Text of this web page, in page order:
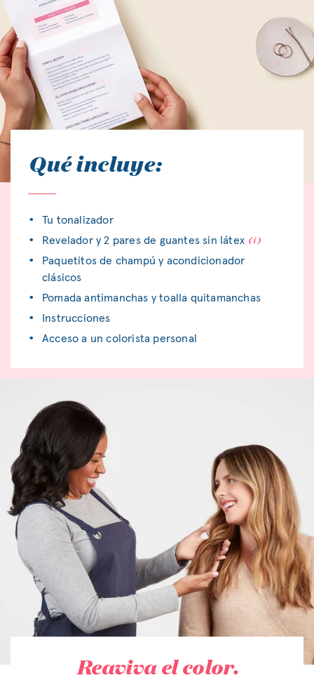
Qué incluye:
Tu tonalizador
Revelador y 2 pares de guantes sin látex
Paquetitos de champú y acondicionador
clásicos
Pomada antimanchas y toalla quitamanchas
Instrucciones
Acceso a un colorista personal
Reaviva el color.